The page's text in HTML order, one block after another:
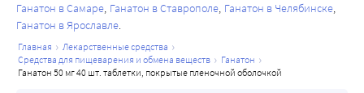
Ганатон в Самаре Ганатон в Ставрополе Ганатон в Челябинске
Ганатон в Ярославле
главная
лекарственные средства
средства для пищеварения и обмена веществ
ганатон
ганатон 50 мг 40 шт. таблетки, покрытые пленочной оболочкой